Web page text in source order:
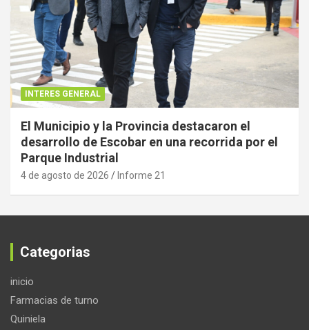
INTERES GENERAL
El Municipio y la Provincia destacaron el
desarrollo de Escobar en una recorrida por el
Parque Industrial
4 de agosto de 2026 Informe 21
Categorias
inicio
Farmacias de turno
Quiniela